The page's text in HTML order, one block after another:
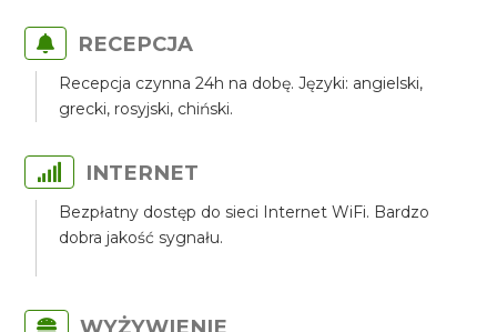
RECEPCJA
Recepcja czynna 24h na dobę. Języki: angielski,
grecki, rosyjski, chiński.
INTERNET
Bezpłatny dostęp do sieci Internet WiFi. Bardzo
dobra jakość sygnału.